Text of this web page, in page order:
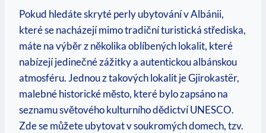
Pokud hledáte skryté perly ubytování v Albánii,
které se nacházejí mimo tradiční turistická střediska,
máte ⁤na výběr z několika oblíbených lokalit, které
nabízejí jedinečné zážitky a autentickou albánskou
atmosféru. Jednou z takových‍ lokalit je Gjirokastër, ​
malebné historické město, které bylo zapsáno na
seznamu⁢ světového‌ kulturního dědictví UNESCO.
Zde se můžete ubytovat v soukromých ​domech, tzv.